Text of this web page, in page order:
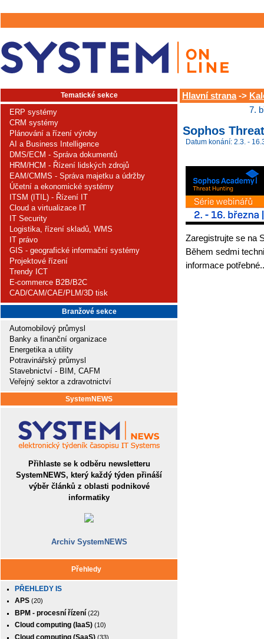
Tematické sekce
ERP systémy
CRM systémy
Plánování a řízení výroby
AI a Business Intelligence
DMS/ECM - Správa dokumentů
HRM/HCM - Řízení lidských zdrojů
EAM/CMMS - Správa majetku a údržby
Účetní a ekonomické systémy
ITSM (ITIL) - Řízení IT
Cloud a virtualizace IT
IT Security
Logistika, řízení skladů, WMS
IT právo
GIS - geografické informační systémy
Projektové řízení
Trendy ICT
E-commerce B2B/B2C
CAD/CAM/CAE/PLM/3D tisk
Branžové sekce
Automobilový průmysl
Banky a finanční organizace
Energetika a utility
Potravinářský průmysl
Stavebnictví - BIM, CAFM
Veřejný sektor a zdravotnictví
SystemNEWS
Přihlaste se k odběru newsletteru
SystemNEWS, který každý týden přináší
výběr článků z oblasti podnikové
informatiky
Archiv SystemNEWS
Přehledy
PŘEHLEDY IS
APS (20)
BPM - procesní řízení (22)
Cloud computing (IaaS) (10)
Cloud computing (SaaS) (33)
Hlavní strana->
7.
Sophos
Datum konání: 2.3. -
Zaregistrujte se na
Během sedmi
informace